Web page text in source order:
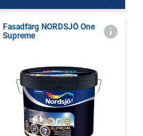
Fasadfärg NORDSJÖ One
Supreme